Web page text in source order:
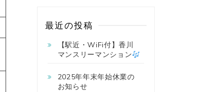
最近の投稿
【駅近・WiFi付】香川
マンスリーマンション
2025年年末年始休業の
お知らせ